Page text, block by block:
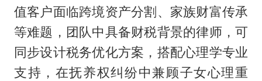
值客户面临跨境资产分割、家族财富传承
等难题，团队中具备财税背景的律师，可
同步设计税务优化方案，搭配心理学专业
支持，在抚养权纠纷中兼顾子女心理重